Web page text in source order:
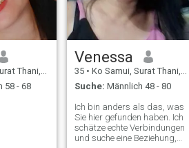
Thailand
58 - 68
Venessa
35 • Ko Samui, Surat Thani, Thailand
Suche: Männlich 48 - 80
Ich bin anders als das, was
Sie hier gefunden haben. Ich
schätze echte Verbindungen
und suche eine Beziehung,